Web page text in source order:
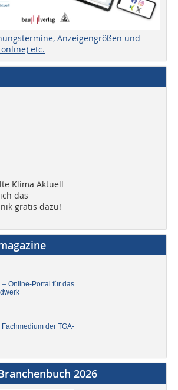
Anzeigengrößen und -
etc.
Klima Aktuell
das
gratis dazu!
– Online-Portal für das
der TGA-
2026